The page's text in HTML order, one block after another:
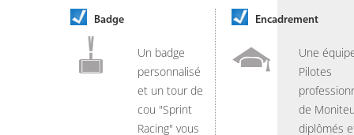
Badge
Un badge
personnalisé
et un tour de
cou "Sprint
Racing" vous
Encadrement
Une
Pilotes
de
diplômés